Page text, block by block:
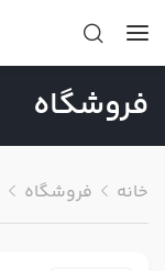
فروشگاه
خانه فروشگاه